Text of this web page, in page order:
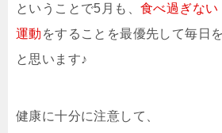
ということで5月も、 食べ過ぎない
運動 をすることを最優先して毎日
と思います♪
健康に十分に注意して、